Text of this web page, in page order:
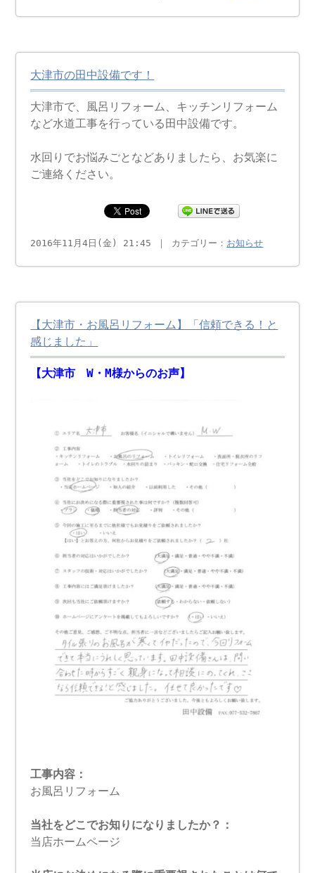
大津市の田中設備です！
大津市で、風呂リフォーム、キッチンリフォーム
など水道工事を行っている田中設備です。
水回りでお悩みごとなどありましたら、お気楽に
ご連絡ください。
2016年11月4日(金) 21:45 ｜ カテゴリー： お知らせ
【大津市・お風呂リフォーム】「信頼できる！と
感じました」
【大津市 W・M様からのお声】
工事内容：
お風呂リフォーム
当社をどこでお知りになりましたか？：
当店ホームページ